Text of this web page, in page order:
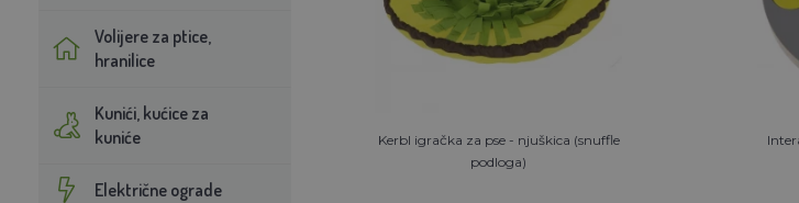
Volijere za ptice,
hranilice
Kunići, kućice za
kuniće
Električne ograde
Kerbl igračka za pse - njuškica (snuffle
podloga)